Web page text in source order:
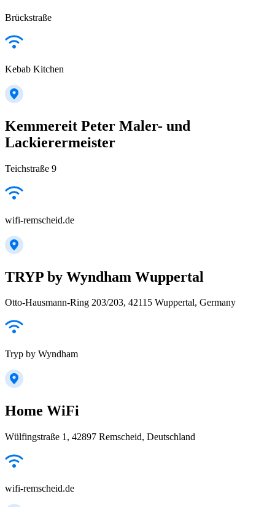
Brückstraße
Kebab Kitchen
Kemmereit Peter Maler- und
Lackierermeister
Teichstraße 9
wifi-remscheid.de
TRYP by Wyndham Wuppertal
Otto-Hausmann-Ring 203/203, 42115 Wuppertal, Germany
Tryp by Wyndham
Home WiFi
Wülfingstraße 1, 42897 Remscheid, Deutschland
wifi-remscheid.de